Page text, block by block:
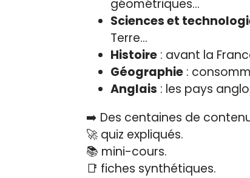
géométriques…
Sciences et
Terre...
Histoire : avant la
Géographie :
Anglais : les pays
➡️ Des centaines de
🚀 quiz expliqués.
📚 mini-cours.
📑 fiches synthétiques.